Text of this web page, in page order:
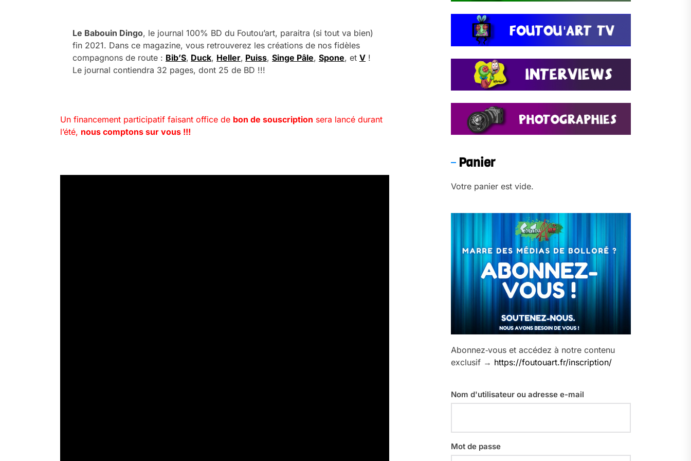
Le Babouin Dingo, le journal 100% BD du Foutou’art, paraitra (si tout va bien)
fin 2021. Dans ce magazine, vous retrouverez les créations de nos fidèles
compagnons de route : Bib’S, Duck, Heller, Puiss, Singe Pâle, Spone, et V !
Le journal contiendra 32 pages, dont 25 de BD !!!
Un financement participatif faisant office de bon de souscription sera lancé durant
l’été, nous comptons sur vous !!!
Panier
Votre panier est vide.
Abonnez‑vous et accédez à notre contenu
exclusif → https://foutouart.fr/inscription/
Nom d'utilisateur ou adresse e-mail
Mot de passe